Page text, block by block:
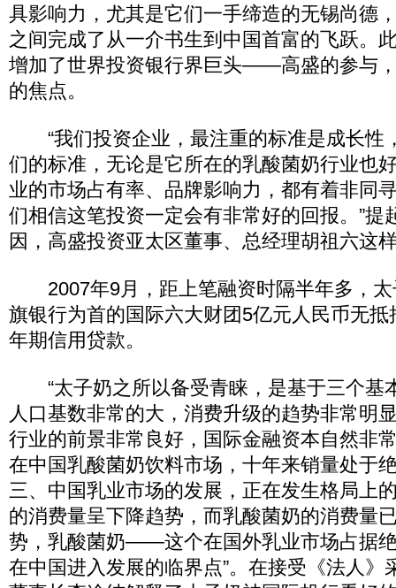
具影响力，尤其是它们一手缔造的无锡尚德
之间完成了从一介书生到中国首富的飞跃。
增加了世界投资银行界巨头——高盛的参与
的焦点。
“我们投资企业，最注重的标准是成长性
们的标准，无论是它所在的乳酸菌奶行业也
业的市场占有率、品牌影响力，都有着非同
们相信这笔投资一定会有非常好的回报。”提
因，高盛投资亚太区董事、总经理胡祖六这
2007年9月，距上笔融资时隔半年多，太
旗银行为首的国际六大财团5亿元人民币无
年期信用贷款。
“太子奶之所以备受青睐，是基于三个基
人口基数非常的大，消费升级的趋势非常明
行业的前景非常良好，国际金融资本自然非
在中国乳酸菌奶饮料市场，十年来销量处于
三、中国乳业市场的发展，正在发生格局上
的消费量呈下降趋势，而乳酸菌奶的消费量
势，乳酸菌奶——这个在国外乳业市场占据
在中国进入发展的临界点”。在接受《法人》